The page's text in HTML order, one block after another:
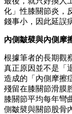
化」性膝關節炎，
錢事小，因此延誤
內側皺襞與內側摩
根據筆者的長期觀
真正原因並不是「
造成的「內側摩擦
殘留在膝關節滑膜
膝關節平均每年彎
側皺襞與關節股骨